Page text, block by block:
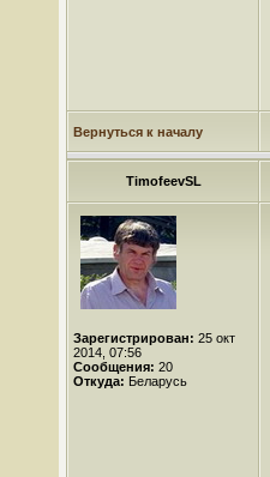
Вернуться к началу
TimofeevSL
Зарегистрирован: 25 окт
2014, 07:56
Сообщения: 20
Откуда: Беларусь